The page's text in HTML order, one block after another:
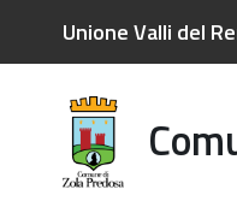
Unione Valli del